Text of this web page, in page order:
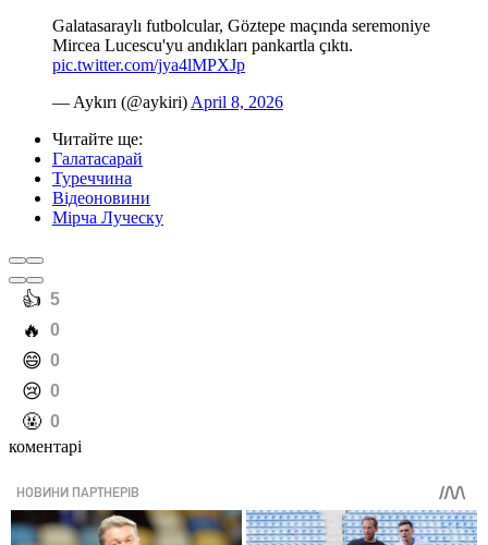
Galatasaraylı futbolcular, Göztepe maçında seremoniye
Mircea Lucescu'yu andıkları pankartla çıktı.
pic.twitter.com/jya4lMPXJp
— Aykırı (@aykiri) April 8, 2026
Читайте ще:
Галатасарай
Туреччина
Відеоновини
Мірча Луческу
️👍 5
️🔥 0
️😄 0
️😢 0
️🤬 0
коментарі